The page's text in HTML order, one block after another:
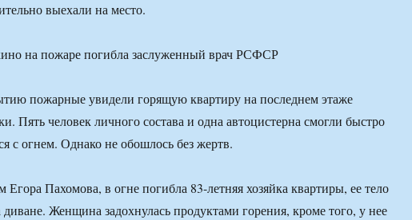
выехали на место.
пожарные увидели горящую квартиру на последнем этаже
Пять человек личного состава и одна автоцистерна смогли быстро
с огнем. Однако не обошлось без жертв.
Егора Пахомова, в огне погибла 83-летняя хозяйка квартиры, ее тело
Женщина задохнулась продуктами горения, кроме того, у нее